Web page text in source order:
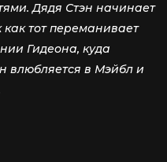
Дядя Стэн начинает
как тот переманивает
Гидеона, куда
влюбляется в Мэйбл и